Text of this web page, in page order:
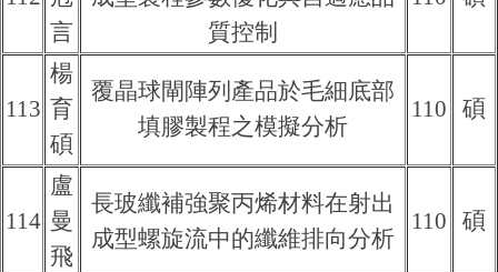
言
質控制
113
楊
育
碩
覆晶球閘陣列產品於毛細底部
填膠製程之模擬分析
110 碩
114
盧
曼
飛
長玻纖補強聚丙烯材料在射出
成型螺旋流中的纖維排向分析
110 碩